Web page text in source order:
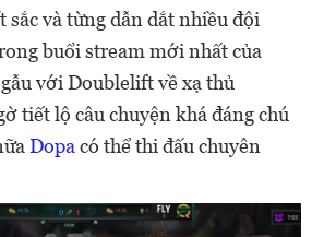
sắc và từng dẫn dắt nhiều đội
buổi stream mới nhất của
với Doublelift về xạ thủ
tiết lộ câu chuyện khá đáng chú
Dopa có thể thi đấu chuyên